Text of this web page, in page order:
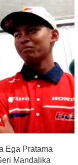
Ega Pratama
Mandalika